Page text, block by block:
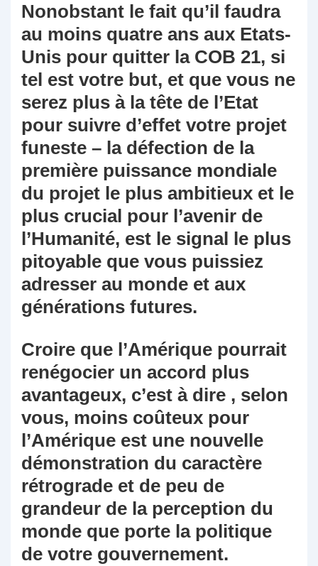
Nonobstant le fait qu’il faudra
au moins quatre ans aux Etats-
Unis pour quitter la COB 21, si
tel est votre but, et que vous ne
serez plus à la tête de l’Etat
pour suivre d’effet votre projet
funeste – la défection de la
première puissance mondiale
du projet le plus ambitieux et le
plus crucial pour l’avenir de
l’Humanité, est le signal le plus
pitoyable que vous puissiez
adresser au monde et aux
générations futures.
Croire que l’Amérique pourrait
renégocier un accord plus
avantageux, c’est à dire , selon
vous, moins coûteux pour
l’Amérique est une nouvelle
démonstration du caractère
rétrograde et de peu de
grandeur de la perception du
monde que porte la politique
de votre gouvernement.